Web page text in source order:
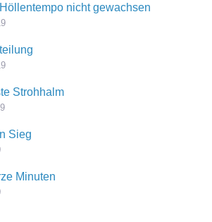
nicht gewachsen
Strohhalm
Sieg
Minuten